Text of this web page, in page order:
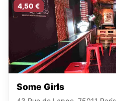
4,50 €
Some Girls